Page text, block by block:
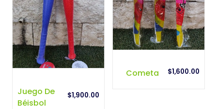
Juego De
Béisbol
$1,900.00
Cometa $1,600.00